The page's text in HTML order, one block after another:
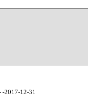
2017-12-31